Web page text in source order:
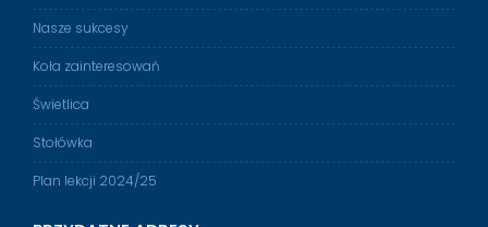
Nasze sukcesy
Koła zainteresowań
Świetlica
Stołówka
Plan lekcji 2024/25